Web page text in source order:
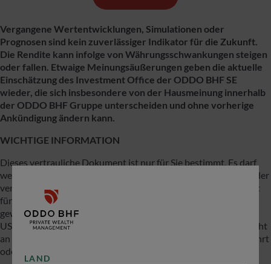
LAND
Vergangene Wertentwicklungen, Simulationen oder
Prognosen sind kein zuverlässiger Indikator für die Zukunft.
Die Rendite kann infolge von Währungsschwankungen steigen
oder fallen. Etwaige Meinungsäußerungen geben die aktuelle
Einschätzung des Investment Office der ODDO BHF SE
wieder, die sich insbesondere von der Hausmeinung innerhalb
der ODDO BHF Gruppe unterscheiden und ohne vorherige
Ankündigung ändern kann.
WICHTIGE INFORMATION
Dieses vertrauliche Dokument ist nur für Sie bestimmt. Es darf
weder insgesamt noch in Teilen reproduziert, weitergegeben oder
veröffentlicht werden. Insbesondere ist dieses Dokument nicht
für Kunden oder andere Personen mit Sitz, Wohnsitz,
gewöhnlichem Aufenthaltsort oder Greencard in bzw. für die
USA, Kanada oder anderen Drittstaaten bestimmt und darf nicht
an diese Personen weitergegeben bzw. in diese Länder eingeführt
oder dort verbreitet werden.